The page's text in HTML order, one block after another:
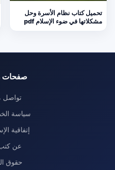
تحميل كتاب نظام الأسرة وحل
مشكلاتها في ضوء الإسلام pdf
صفحات
تواصل
سياسة
إتفاقية
عن
حقوق